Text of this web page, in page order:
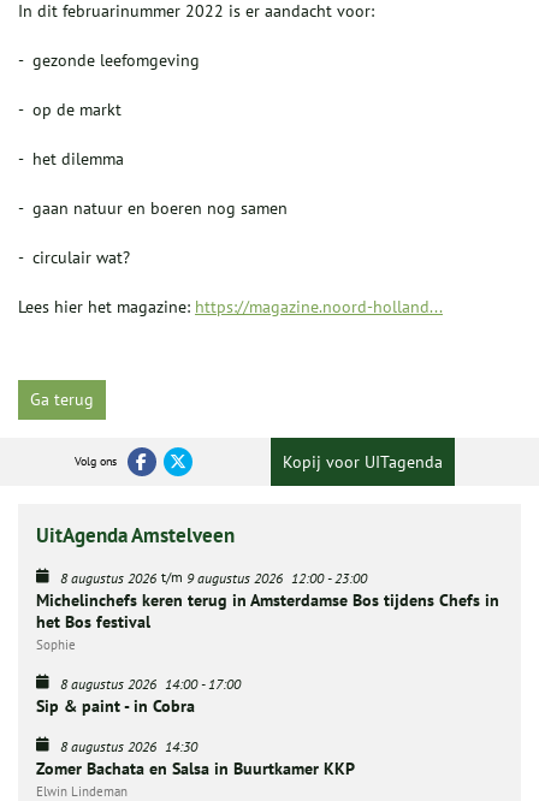
In dit februarinummer 2022 is er aandacht voor:
- gezonde leefomgeving
- op de markt
- het dilemma
- gaan natuur en boeren nog samen
- circulair wat?
Lees hier het magazine: https://magazine.noord-holland...
Ga terug
Volg ons Kopij voor UITagenda
UitAgenda Amstelveen
8 augustus 2026 t/m 9 augustus 2026 12:00- 23:00
Michelinchefs keren terug in Amsterdamse Bos tijdens Chefs in
het Bos festival
Sophie
8 augustus 2026 14:00- 17:00
Sip & paint - in Cobra
8 augustus 2026 14:30
Zomer Bachata en Salsa in Buurtkamer KKP
Elwin Lindeman